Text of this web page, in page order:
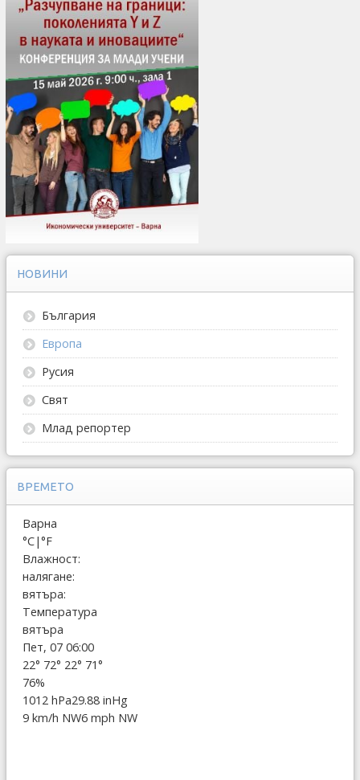
НОВИНИ
България
Европа
Русия
Свят
Млад репортер
ВРЕМЕТО
Варна
°C|°F
Влажност:
налягане:
вятъра:
Температура
вятъра
Пет, 07 06:00
22° 72° 22° 71°
76%
1012 hPa29.88 inHg
9 km/h NW6 mph NW